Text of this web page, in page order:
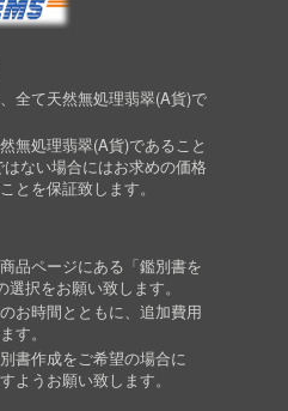
全て天然無処理翡翠(A貨)で
無処理翡翠(A貨)であること
ない場合にはお求めの価格
とを保証致します。
品ページにある「鑑別書を
択をお願い致します。
お時間とともに、追加費用
す。
書作成をご希望の場合に
ようお願い致します。